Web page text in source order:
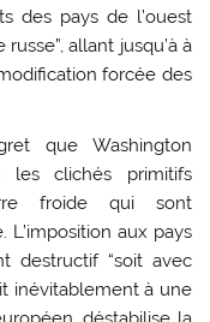
des pays de l’ouest
allant jusqu’à à
forcée des
que Washington
clichés primitifs
froide qui sont
aux pays
destructif “soit avec
inévitablement à une